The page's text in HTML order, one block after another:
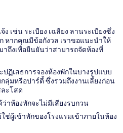
เช่น ระเบียง เฉลียง ลานระเบียงซึ่ง
หากคุณมีข้อกังวล เราขอแนะนำให้
ถึงเพื่อยืนยันว่าสามารถจัดห้องที่
ฏิเสธการจองห้องพักในบางรูปแบบ
ลุ่มหรือปาร์ตี้ ซึ่งรวมถึงงานเลี้ยงก่อน
ะโสด
าห้องพักจะไม่มีเสียงรบกวน
ผู้เข้าพักของโรงแรมเข้าภายในห้อง